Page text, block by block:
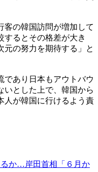
客の韓国訪問が増加して
するとその格差が大き
元の努力を期待する」と
であり日本もアウトバウ
いとした上で、韓国から
人が韓国に行けるよう責
か…岸田首相「６月か